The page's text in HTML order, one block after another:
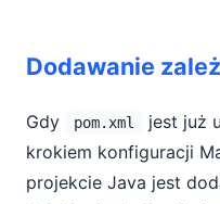
Dodawanie
Gdy pom.xml
jest już
krokiem konfiguracji
projekcie Java jest